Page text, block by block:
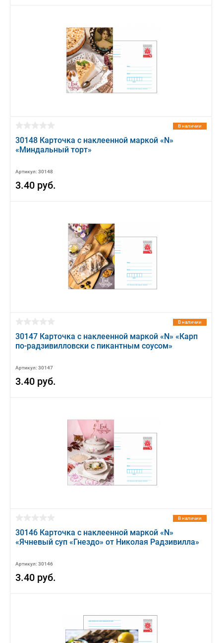
В наличии
30148 Карточка с наклеенной маркой «N»
«Миндальный торт»
Артикул: 30148
3.40 руб.
В наличии
30147 Карточка с наклеенной маркой «N» «Карп
по-радзивилловски с пикантным соусом»
Артикул: 30147
3.40 руб.
В наличии
30146 Карточка с наклеенной маркой «N»
«Ячневый суп «Гнездо» от Николая Радзивилла»
Артикул: 30146
3.40 руб.